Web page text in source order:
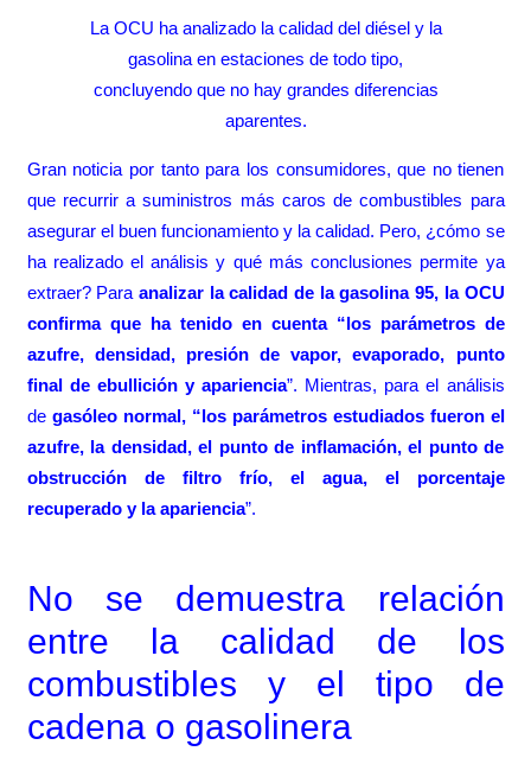
La OCU ha analizado la calidad del diésel y la
gasolina en estaciones de todo tipo,
concluyendo que no hay grandes diferencias
aparentes.
Gran noticia por tanto para los consumidores, que no tienen
que recurrir a suministros más caros de combustibles para
asegurar el buen funcionamiento y la calidad. Pero, ¿cómo se
ha realizado el análisis y qué más conclusiones permite ya
extraer? Para analizar la calidad de la gasolina 95, la OCU
confirma que ha tenido en cuenta “los parámetros de
azufre, densidad, presión de vapor, evaporado, punto
final de ebullición y apariencia”. Mientras, para el análisis
de gasóleo normal, “los parámetros estudiados fueron el
azufre, la densidad, el punto de inflamación, el punto de
obstrucción de filtro frío, el agua, el porcentaje
recuperado y la apariencia”.
No se demuestra relación
entre la calidad de los
combustibles y el tipo de
cadena o gasolinera